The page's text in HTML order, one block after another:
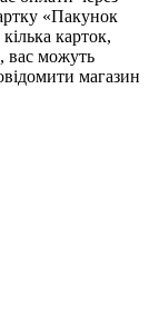
«Пакунок
карток,
вас можуть
магазин